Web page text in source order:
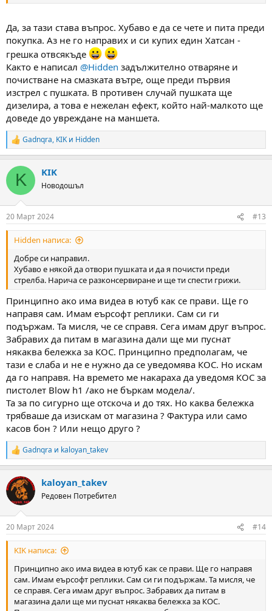
Слушам ви съветите. Затова и писах. Да кажат опитните
Да, за тази става въпрос. Хубаво е да се чете и пита преди
покупка. Аз не го направих и си купих един Хатсан -
грешка отвсякъде
Както е написал @Hidden задължително отваряне и
почистване на смазката вътре, още преди първия
изстрел с пушката. В противен случай пушката ще
дизелира, а това е нежелан ефект, който най-малкото ще
доведе до увреждане на маншета.
R
e
c
i
s
:
Gadnqra, KIKи Hidden
K KIK
Новодошъл
20 Март 2024 #13
Hidden написа:
Добре си направил.
Хубаво е някой да отвори пушката и да я почисти преди
стрелба. Нарича се разконсервиране и ще ти спести грижи.
Принципно ако има видеа в ютуб как се прави. Ще го
направя сам. Имам еърсофт реплики. Сам си ги
подържам. Та мисля, че се справя. Сега имам друг въпрос.
Забравих да питам в магазина дали ще ми пуснат
някаква бележка за КОС. Принципно предполагам, че
тази е слаба и не е нужно да се уведомява КОС. Но искам
да го направя. На времето ме накараха да уведомя КОС за
пистолет Blow h1 /ако не бъркам модела/.
Та за по сигурно ще отскоча и до тях. Но каква бележка
трябваше да изискам от магазина ? Фактура или само
касов бон ? Или нещо друго ?
R
e
c
t
i
s
:
Gadnqra и kaloyan_takev
kaloyan_takev
Редовен Потребител
20 Март 2024 #14
KIK написа:
Принципно ако има видеа в ютуб как се прави. Ще го направя
сам. Имам еърсофт реплики. Сам си ги подържам. Та мисля, че
се справя. Сега имам друг въпрос. Забравих да питам в
магазина дали ще ми пуснат някаква бележка за КОС.